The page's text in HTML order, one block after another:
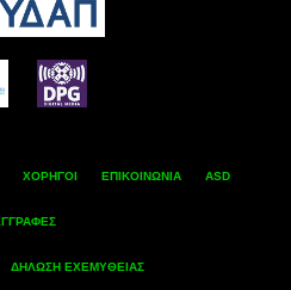
ΧΟΡΗΓΟΙ ΕΠΙΚΟΙΝΩΝΙΑ ASD
ΔΗΛΩΣΗ ΕΧΕΜΥΘΕΙΑΣ